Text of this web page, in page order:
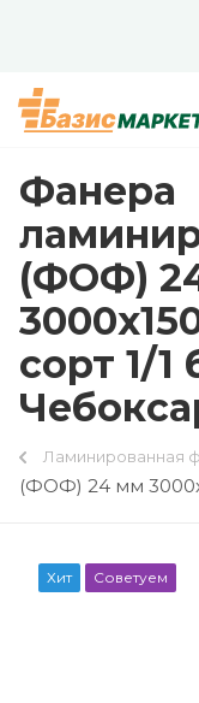
Фанера
(ФОФ)
сорт 1/1
Ламинированная
(ФОФ) 24 мм
Хит Советуем